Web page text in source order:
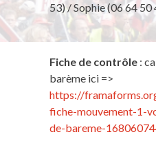
53) / Sophie (06 64 50
Fiche de contrôle:
barème ici =>
https://
fiche-mouvement-1-
de-bareme-